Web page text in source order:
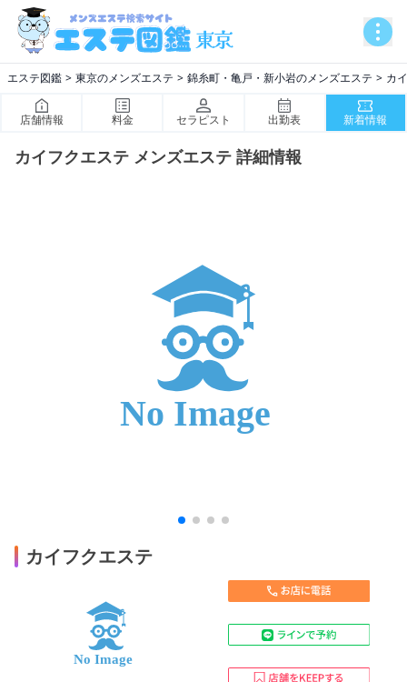
エステ図鑑 東京のメンズエステ 錦糸町・亀戸・新小岩のメンズエステ カ
店舗情報 料金 セラピスト 出勤表 新着情報
カイフクエステ メンズエステ 詳細情報
カイフクエステ